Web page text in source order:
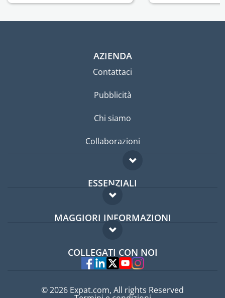
AZIENDA
Contattaci
Pubblicità
Chi siamo
Collaborazioni
ESSENZIALI
Forum per expat
Guida per expat
MAGGIORI INFORMAZIONI
Domande frequenti
Esperti
COLLEGATI CON NOI
© 2026 Expat.com, All rights Reserved